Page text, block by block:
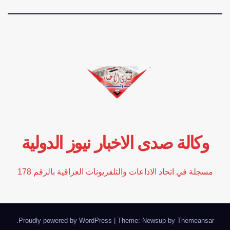
وكالة صدى الاخبار نيوز الدولية
مسجلة في اتحاد الاذاعات والتلفزيونات العراقية بالرقم 178
Proudly powered by WordPress Theme: Newsup by Themeansar
.